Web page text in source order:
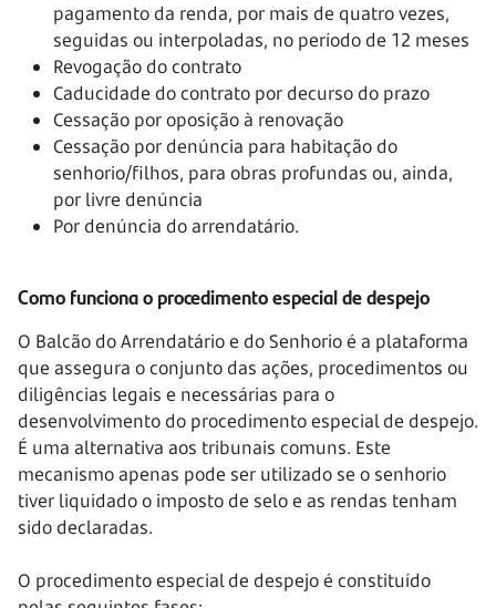
pagamento da renda, por mais de quatro vezes,
seguidas ou interpoladas, no período de 12 meses
Revogação do contrato
Caducidade do contrato por decurso do prazo
Cessação por oposição à renovação
Cessação por denúncia para habitação do
senhorio/filhos, para obras profundas ou, ainda,
por livre denúncia
Por denúncia do arrendatário.
Como funciona o procedimento especial de despejo
O Balcão do Arrendatário e do Senhorio é a plataforma
que assegura o conjunto das ações, procedimentos ou
diligências legais e necessárias para o
desenvolvimento do procedimento especial de despejo.
É uma alternativa aos tribunais comuns. Este
mecanismo apenas pode ser utilizado se o senhorio
tiver liquidado o imposto de selo e as rendas tenham
sido declaradas.
O procedimento especial de despejo é constituído